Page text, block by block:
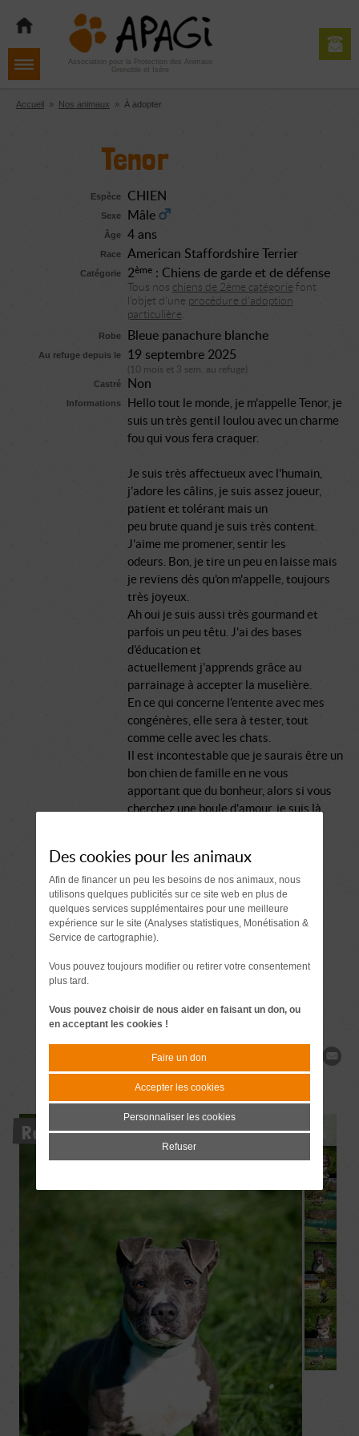
navigation
contenu
Aller
pied
de
Association pour la Protection des Animaux
Grenoble et Isère
Accueil » Nos animaux » À adopter
Tenor
Espèce CHIEN
Sexe Mâle
Âge 4 ans
Race American Staffordshire Terrier
Catégorie 2ème: Chiens de garde et de défense
Tous nos chiens de 2ème catégorie font
l'objet d'une procédure d'adoption
particulière
Robe Bleue panachure blanche
Au refuge depuis le 19 septembre 2025
(10 mois et 3 sem. au refuge)
Castré
Non
Informations
Hello tout le monde, je m'appelle Tenor, je
suis un très gentil loulou avec un charme
fou qui vous fera craquer.
Je suis très affectueux avec l'humain,
j'adore les câlins, je suis assez joueur,
patient et tolérant mais un
peu brute quand je suis très content.
J'aime me promener, sentir les
odeurs. Bon, je tire un peu en laisse mais
je reviens dès qu'on m'appelle, toujours
très joyeux.
Ah oui je suis aussi très gourmand et
parfois un peu têtu. J'ai des bases
d'éducation et
actuellement j'apprends grâce au
parrainage à accepter la muselière.
En ce qui concerne l'entente avec mes
congénères, elle sera à tester, tout
comme celle avec les chats.
Il est incontestable que je saurais être un
bon chien de famille en ne vous
apportant que du bonheur, alors si vous
cherchez une boule d'amour, je suis là.
Comment se passe une adoption ?
Document à signer 7 jours
avant l'adoption
renseignements
Réservé
Des cookies pour les animaux
Afin de financer un peu les besoins de nos animaux, nous
utilisons quelques publicités sur ce site web en plus de
quelques services supplémentaires pour une meilleure
expérience sur le site (Analyses statistiques, Monétisation &
Service de cartographie).
Vous pouvez toujours modifier ou retirer votre consentement
plus tard.
Vous pouvez choisir de nous aider en faisant un don, ou
en acceptant les cookies !
Faire un don
Accepter les cookies
Personnaliser les cookies
Refuser